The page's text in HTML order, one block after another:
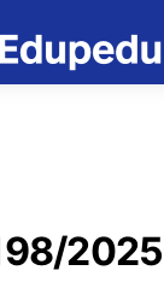
2025